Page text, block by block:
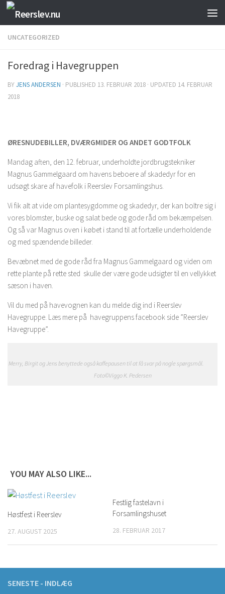
Skip to content
UNCATEGORIZED
Foredrag i Havegruppen
BYJENS ANDERSEN · PUBLISHED 13. FEBRUAR 2018 · UPDATED 14. FEBRUAR
2018
ØRESNUDEBILLER, DVÆRGMIDER OG ANDET GODTFOLK
Mandag aften, den 12. februar, underholdte jordbrugstekniker
Magnus Gammelgaard om havens beboere af skadedyr for en
udsøgt skare af havefolk i Reerslev Forsamlingshus.
Vi fik alt at vide om plantesygdomme og skadedyr, der kan boltre sig i
vores blomster, buske og salat bede og gode råd om bekæmpelsen.
Og så var Magnus oven i købet i stand til at fortælle underholdende
og med spændende billeder.
Bevæbnet med de gode råd fra Magnus Gammelgaard og viden om
rette plante på rette sted skulle der være gode udsigter til en vellykket
sæson i haven.
Vil du med på havevognen kan du melde dig ind i Reerslev
Havegruppe. Læs mere på havegruppens facebook side ”Reerslev
Havegruppe”.
Merry, Birgit og Jens benyttede også kaffepausen til at få svar på nogle spørgsmål.
Foto©Viggo K. Pedersen
YOU MAY ALSO LIKE...
Høstfest i Reerslev
27. AUGUST 2025
Festlig fastelavn i
Forsamlingshuset
28. FEBRUAR 2017
SENESTE - INDLÆG